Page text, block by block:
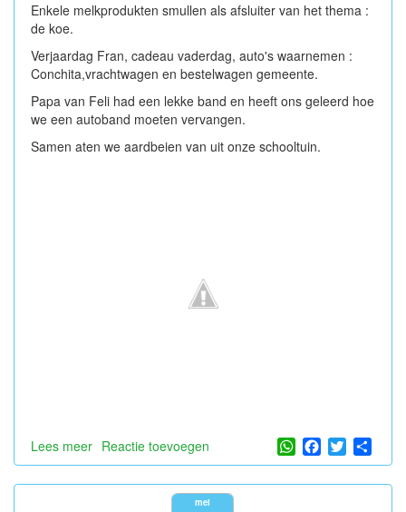
Enkele melkprodukten smullen als afsluiter van het thema :
de koe.
Verjaardag Fran, cadeau vaderdag, auto's waarnemen :
Conchita,vrachtwagen en bestelwagen gemeente.
Papa van Feli had een lekke band en heeft ons geleerd hoe
we een autoband moeten vervangen.
Samen aten we aardbeien van uit onze schooltuin.
Lees meer over
De
auto
Reactie toevoegen WhatsApp
Facebook
Twitter
mei